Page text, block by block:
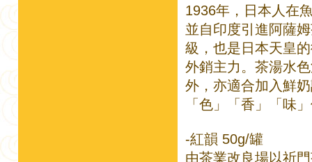
1936年，日本人在
並自印度引進阿薩
級，也是日本天皇
外銷主力。茶湯水
外，亦適合加入鮮
「色」「香」「味
-紅韻 50g/罐
由茶業改良場以祈